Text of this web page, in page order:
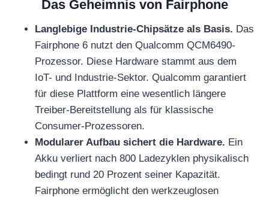
Das Geheimnis von Fairphone
Langlebige Industrie-Chipsätze als Basis. Das
Fairphone 6 nutzt den Qualcomm QCM6490-
Prozessor. Diese Hardware stammt aus dem
IoT- und Industrie-Sektor. Qualcomm garantiert
für diese Plattform eine wesentlich längere
Treiber-Bereitstellung als für klassische
Consumer-Prozessoren.
Modularer Aufbau sichert die Hardware. Ein
Akku verliert nach 800 Ladezyklen physikalisch
bedingt rund 20 Prozent seiner Kapazität.
Fairphone ermöglicht den werkzeuglosen